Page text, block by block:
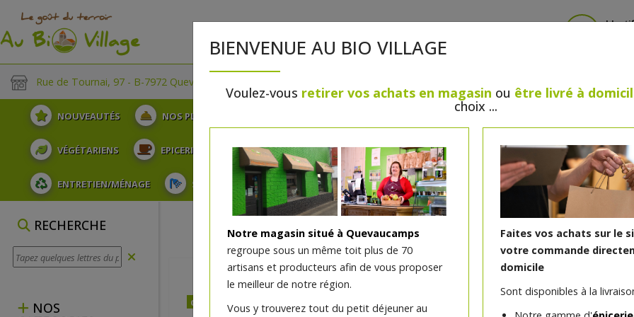
Rue de Tournai, 97 - B-7972 Quevaucamps
NOUVEAUTÉS NOS PLATEAUX
VÉGÉTARIENS EPICERIE PLATS TRAITEUR BOULANGERIE / PÂTISSERIE SANS GLUTEN, SANS
ENTRETIEN/MÉNAGE SOINS ET HYGIÈNE DU CORPS BEAUTÉ HUILES ESSENTIELLES MAISON
RECHERCHE
NOS
BIENVENUE AU BIO VILLAGE
Voulez-vous retirer vos achats en magasin ou être livré à
choix ...
Notre magasin situé à Quevaucamps
regroupe sous un même toit plus de 70
artisans et producteurs afin de vous proposer
le meilleur de notre région.
Vous y trouverez tout du petit déjeuner au
Faites vos achats sur le
votre commande
domicile
Sont disponibles à la
dès mercredi 12/08
Crayon fard à